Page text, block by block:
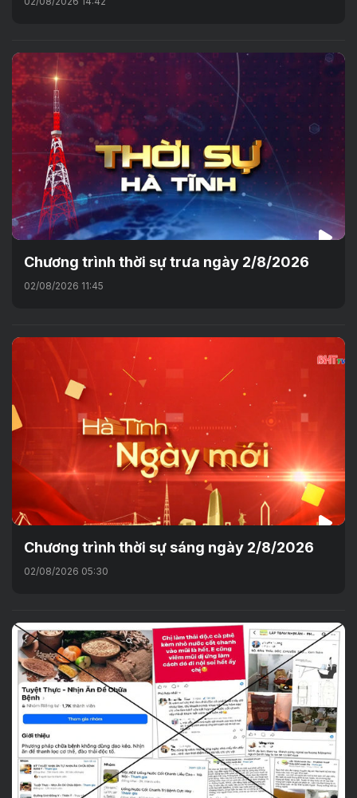
Chương trình thời sự trưa ngày 2/8/2026
02/08/2026 11:45
Chương trình thời sự sáng ngày 2/8/2026
02/08/2026 05:30